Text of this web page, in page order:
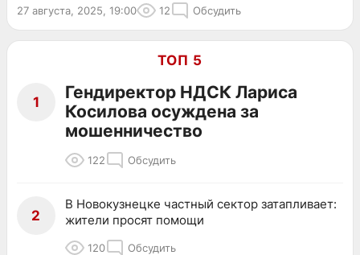
27 августа, 2025, 19:00 12 Обсудить
ТОП 5
1
Гендиректор НДСК Лариса
Косилова осуждена за
мошенничество
122 Обсудить
2
В Новокузнецке частный сектор затапливает:
жители просят помощи
120 Обсудить